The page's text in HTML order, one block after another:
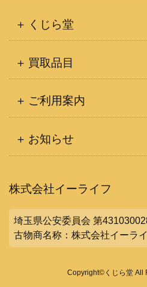
くじら堂
買取品目
ご利用案内
お知らせ
株式会社イーライフ
埼玉県公安委員会 第
古物商名称：株式会社イーラ
Copyright©くじら堂 All